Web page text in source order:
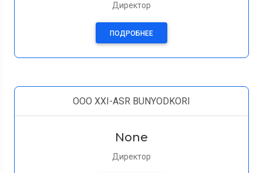
Директор
ПОДРОБНЕЕ
OOO XXI-ASR BUNYODKORI
None
Директор